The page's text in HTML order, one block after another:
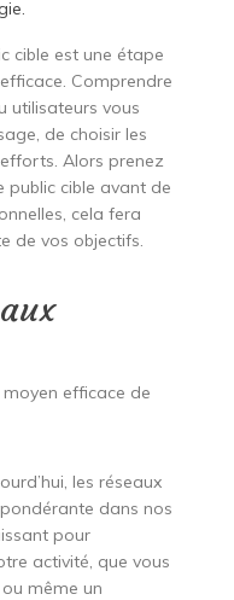
cible est une étape
Comprendre
utilisateurs vous
de choisir les
Alors prenez
public cible avant de
cela fera
de vos objectifs.
moyen efficace de
les réseaux
dans nos
pour
activité, que vous
même un